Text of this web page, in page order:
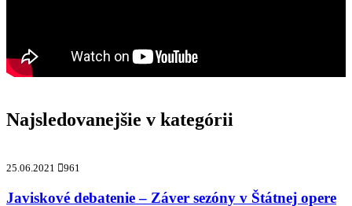
Najsledovanejšie v kategórii
25.06.2021 961
Javiskové debatenie – Záver sezóny v Štátnej opere